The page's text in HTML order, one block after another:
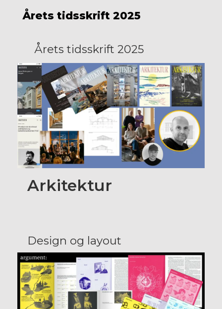
Årets tidsskrift 2025
Årets tidsskrift 2025
Arkitektur
Design og layout